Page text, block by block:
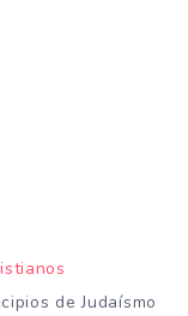
de Judaísmo